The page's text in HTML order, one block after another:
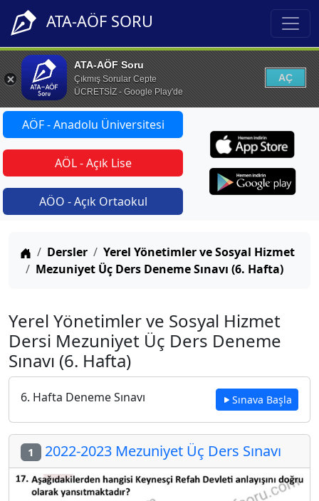
ATA-AÖF SORU
ATA-AÖF Soru
Çıkmış Sorular Cepte
ÜCRETSİZ - Google Play'de
AÇ
AÖF - Anadolu Üniversitesi
AÖL - Açık Lise
AÖO - Açık Ortaokul
Anasayfa
Dersler
Yerel Yönetimler ve Sosyal Hizmet
Mezuniyet Üç Ders Deneme Sınavı (6. Hafta)
Yerel Yönetimler ve Sosyal Hizmet
Dersi Mezuniyet Üç Ders Deneme
Sınavı (6. Hafta)
6. Hafta Deneme Sınavı Sınava Başla
1 2022-2023 Mezuniyet Üç Ders Sınavı